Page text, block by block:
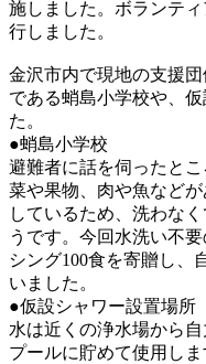
施しました。ボランテ
行しました。
金沢市内で現地の支援
である蛸島小学校や、
た。
●蛸島小学校
避難者に話を伺ったと
菜や果物、肉や魚など
しているため、洗わな
うです。今回水洗い不
シング100食を寄贈し、
いました。
●仮設シャワー設置場所
水は近くの浄水場から
プールに貯めて使用し